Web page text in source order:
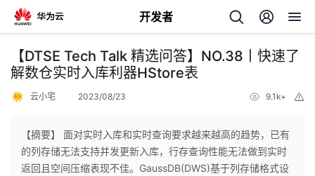
开发者
返
回
个
【DTSE Tech Talk 精选问答】NO.38丨快速了
解数仓实时入库利器HStore表
云小宅 2023/08/23 9.1k+
【摘要】 面对实时入库和实时查询要求越来越高的趋势，已有
的列存储无法支持并发更新入库，行存查询性能无法做到实时
返回且空间压缩表现不佳。GaussDB(DWS)基于列存储格式设